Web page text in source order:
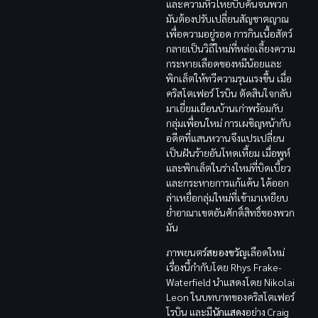
และความหิวโหยบีบคั้นจนพวก
มันต้องปรับเปลี่ยนสัญชาตญาณ
เพื่อความอยู่รอด การกินเนื้อสัตว์
กลายเป็นวิถีใหม่ที่หล่อเลี้ยงความ
กระหายเลือดของหมีน้อยและ
พิกเล็ตให้ทวีความรุนแรงขึ้น เมื่อ
คริสโตเฟอร์ โรบิน ตัดสินใจกลับ
มาเยี่ยมเยือนบ้านเก่าพร้อมกับ
กลุ่มเพื่อนใหม่ การเผชิญหน้ากับ
อดีตที่แสนหวานจึงแปรเปลี่ยน
เป็นฝันร้ายอันโหดเหี้ยม เมื่อพูห์
และพิกเล็ตในร่างใหม่ที่บิดเบี้ยว
และกระหายการแก้แค้น ได้ออก
ล่าเหยื่อกลุ่มใหม่ที่เข้ามาเหยียบ
ย่ำอาณาเขตอันศักดิ์สิทธิ์ของพวก
มัน
ภาพยนตร์สยองขวัญเลือดใหม่
เรื่องนี้กำกับโดย Rhys Frake-
Waterfield นำแสดงโดย Nikolai
Leon ในบทบาทของคริสโตเฟอร์
โรบิน และมีนักแสดงอย่าง Craig